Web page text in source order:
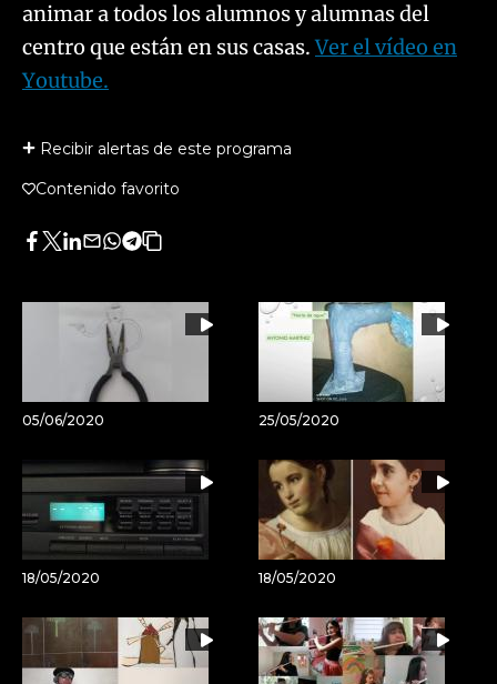
animar a todos los alumnos y alumnas del
centro que están en sus casas.Ver el vídeo en
Youtube.
Recibir alertas de este programa
Contenido favorito
Facebook
Twitter
LinkedIn
Enviar
Whatsapp
Telegram
Copiar
artículo
05/06/2020 25/05/2020
18/05/2020 18/05/2020